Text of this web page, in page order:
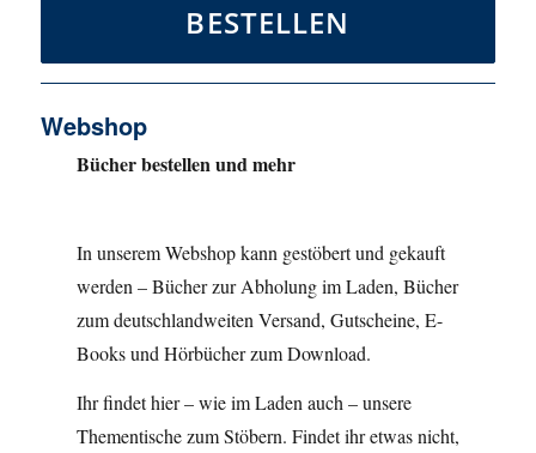
BESTELLEN
Webshop
Bücher bestellen und mehr
In unserem Webshop kann gestöbert und gekauft
werden – Bücher zur Abholung im Laden, Bücher
zum deutschlandweiten Versand, Gutscheine, E-
Books und Hörbücher zum Download.
Ihr findet hier – wie im Laden auch – unsere
Thementische zum Stöbern. Findet ihr etwas nicht,